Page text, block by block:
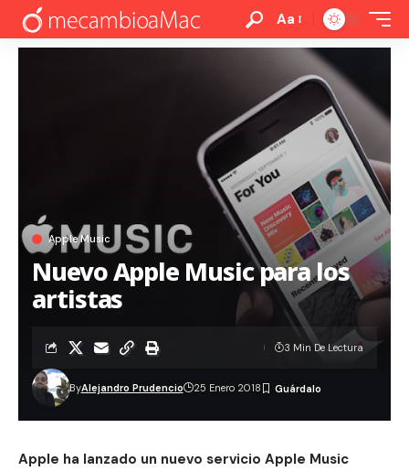
Aa
Apple Music
Nuevo Apple Music para los
artistas
ByAlejandro Prudencio 25 Enero 2018
3 Min De Lectura
Apple ha lanzado un nuevo servicio Apple Music